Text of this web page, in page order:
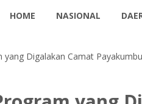
HOME NASIONAL
yang Digalakan Camat